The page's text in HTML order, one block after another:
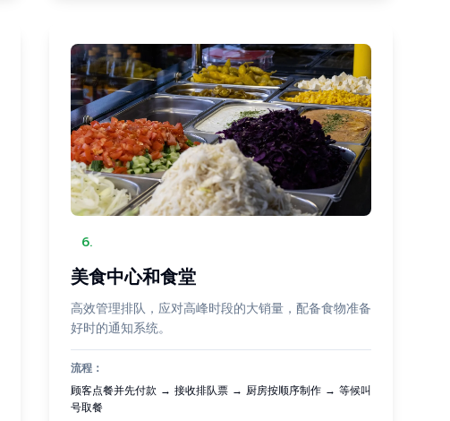
6.
美食中心和食堂
高效管理排队，应对高峰时段的大销量，配备食物准备
好时的通知系统。
流程：
顾客点餐并先付款 → 接收排队票 → 厨房按顺序制作 → 等候叫
号取餐